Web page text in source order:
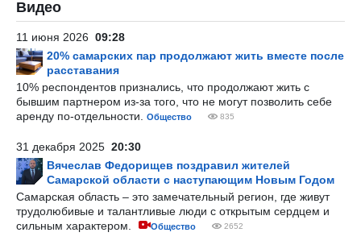
Видео
11 июня 2026 09:28
20% самарских пар продолжают жить вместе после
расставания
10% респондентов признались, что продолжают жить с
бывшим партнером из-за того, что не могут позволить себе
аренду по-отдельности.
Общество 835
31 декабря 2025 20:30
Вячеслав Федорищев поздравил жителей
Самарской области с наступающим Новым Годом
Самарская область – это замечательный регион, где живут
трудолюбивые и талантливые люди с открытым сердцем и
сильным характером.
Общество 2652